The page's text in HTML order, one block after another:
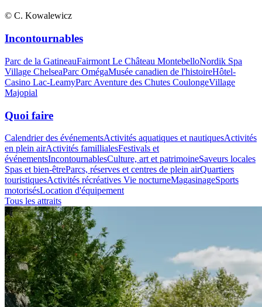
© C. Kowalewicz
Incontournables
Parc de la GatineauFairmont Le Château MontebelloNordik Spa
Village ChelseaParc OmégaMusée canadien de l'histoireHôtel-
Casino Lac-LeamyParc Aventure des Chutes CoulongeVillage
Majopial
Quoi faire
Calendrier des événementsActivités aquatiques et nautiquesActivités
en plein airActivités famillialesFestivals et
événementsIncontournablesCulture, art et patrimoineSaveurs locales
Spas et bien-êtreParcs, réserves et centres de plein airQuartiers
touristiquesActivités récréatives Vie nocturneMagasinageSports
motorisésLocation d'équipement
Tous les attraits